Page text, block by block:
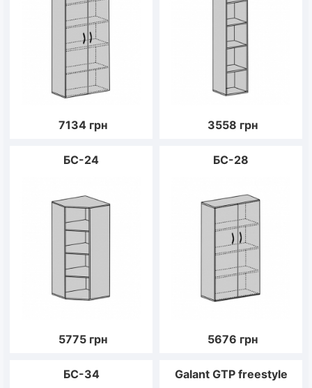
7134 грн 3558 грн
БС-24
5775 грн
БС-28
5676 грн
БС-34 Galant GTP freestyle